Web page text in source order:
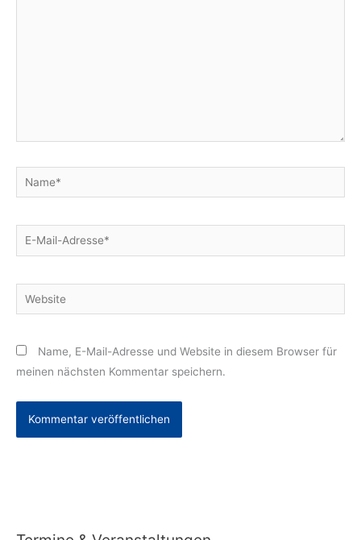
Name*
E-
Mail-
Website
Name, E-Mail-Adresse und Website in diesem Browser für
meinen nächsten Kommentar speichern.